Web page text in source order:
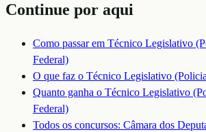
Continue por aqui
Como passar em Técnico Legislativo
Federal)
O que faz o Técnico Legislativo
Quanto ganha o Técnico Legislativo
Federal)
Todos os concursos: Câmara dos